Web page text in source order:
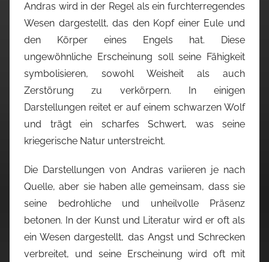
Andras wird in der Regel als ein furchterregendes
Wesen dargestellt, das den Kopf einer Eule und
den Körper eines Engels hat. Diese
ungewöhnliche Erscheinung soll seine Fähigkeit
symbolisieren, sowohl Weisheit als auch
Zerstörung zu verkörpern. In einigen
Darstellungen reitet er auf einem schwarzen Wolf
und trägt ein scharfes Schwert, was seine
kriegerische Natur unterstreicht.
Die Darstellungen von Andras variieren je nach
Quelle, aber sie haben alle gemeinsam, dass sie
seine bedrohliche und unheilvolle Präsenz
betonen. In der Kunst und Literatur wird er oft als
ein Wesen dargestellt, das Angst und Schrecken
verbreitet, und seine Erscheinung wird oft mit